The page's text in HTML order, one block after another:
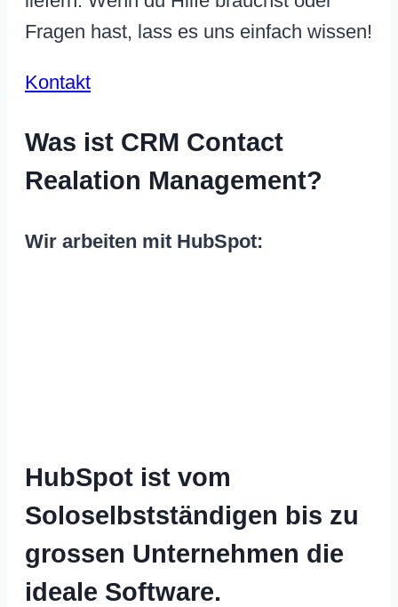
Fragen hast, lass es uns einfach wissen!
Kontakt
Was ist CRM Contact
Realation Management?
Wir arbeiten mit HubSpot:
HubSpot ist vom
Soloselbstständigen bis zu
grossen Unternehmen die
ideale Software.